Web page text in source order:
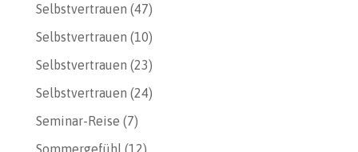
Selbstvertrauen (47)
Selbstvertrauen (10)
Selbstvertrauen (23)
Selbstvertrauen (24)
Seminar-Reise (7)
Sommergefühl (12)